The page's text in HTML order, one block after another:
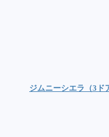
ジムニーシエラ（3ド